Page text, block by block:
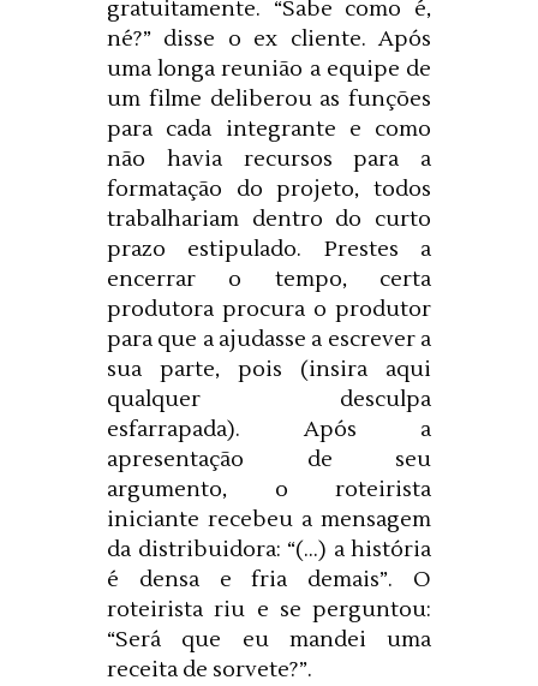
gratuitamente. “Sabe como é,
né?” disse o ex cliente. Após
uma longa reunião a equipe de
um filme deliberou as funções
para cada integrante e como
não havia recursos para a
formatação do projeto, todos
trabalhariam dentro do curto
prazo estipulado. Prestes a
encerrar o tempo, certa
produtora procura o produtor
para que a ajudasse a escrever a
sua parte, pois (insira aqui
qualquer desculpa
esfarrapada). Após a
apresentação de seu
argumento, o roteirista
iniciante recebeu a mensagem
da distribuidora: “(...) a história
é densa e fria demais”. O
roteirista riu e se perguntou:
“Será que eu mandei uma
receita de sorvete?”.